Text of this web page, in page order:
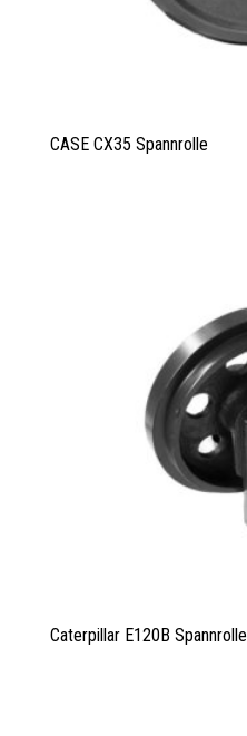
CASE CX35 Spannrolle
Caterpillar E120B Spannrolle